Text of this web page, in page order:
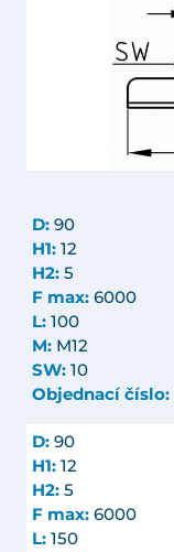
D: 90
H1: 12
H2: 5
F max: 6000
L: 100
M: M12
SW: 10
Objednací číslo:
D: 90
H1: 12
H2: 5
F max: 6000
L: 150